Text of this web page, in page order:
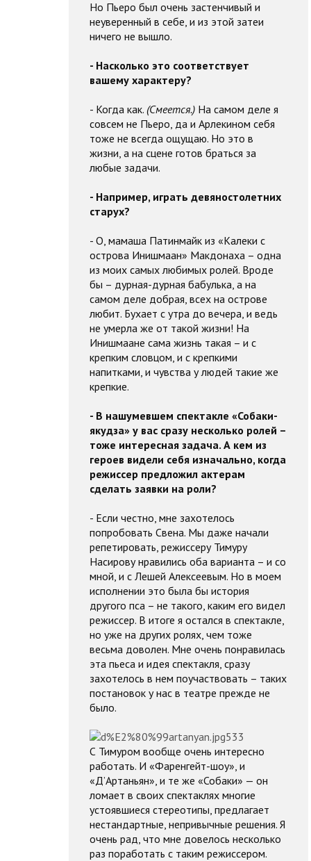
Но Пьеро был очень застенчивый и
неуверенный в себе, и из этой затеи
ничего не вышло.
- Насколько это соответствует
вашему характеру?
- Когда как. (Смеется.)На самом деле я
совсем не Пьеро, да и Арлекином себя
тоже не всегда ощущаю. Но это в
жизни, а на сцене готов браться за
любые задачи.
- Например, играть девяностолетних
старух?
- О, мамаша Патинмайк из «Калеки с
острова Инишмаан» Макдонаха – одна
из моих самых любимых ролей. Вроде
бы – дурная-дурная бабулька, а на
самом деле добрая, всех на острове
любит. Бухает с утра до вечера, и ведь
не умерла же от такой жизни! На
Инишмаане сама жизнь такая – и с
крепким словцом, и с крепкими
напитками, и чувства у людей такие же
крепкие.
- В нашумевшем спектакле «Собаки-
якудза» у вас сразу несколько ролей –
тоже интересная задача. А кем из
героев видели себя изначально, когда
режиссер предложил актерам
сделать заявки на роли?
- Если честно, мне захотелось
попробовать Свена. Мы даже начали
репетировать, режиссеру Тимуру
Насирову нравились оба варианта – и со
мной, и с Лешей Алексеевым. Но в моем
исполнении это была бы история
другого пса – не такого, каким его видел
режиссер. В итоге я остался в спектакле,
но уже на других ролях, чем тоже
весьма доволен. Мне очень понравилась
эта пьеса и идея спектакля, сразу
захотелось в нем поучаствовать – таких
постановок у нас в театре прежде не
было.
С Тимуром вообще очень интересно
работать. И «Фаренгейт-шоу», и
«Д’Артаньян», и те же «Собаки» — он
ломает в своих спектаклях многие
устоявшиеся стереотипы, предлагает
нестандартные, непривычные решения. Я
очень рад, что мне довелось несколько
раз поработать с таким режиссером.